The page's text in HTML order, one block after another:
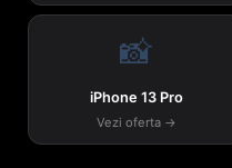
📸
iPhone 13 Pro
Vezi oferta →